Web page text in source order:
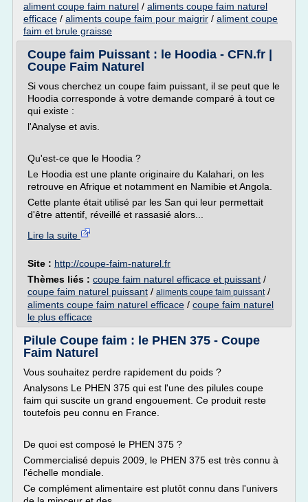
aliment coupe faim naturel / aliments coupe faim naturel
efficace / aliments coupe faim pour maigrir / aliment coupe
faim et brule graisse
Coupe faim Puissant : le Hoodia - CFN.fr |
Coupe Faim Naturel
Si vous cherchez un coupe faim puissant, il se peut que le
Hoodia corresponde à votre demande comparé à tout ce
qui existe :
l'Analyse et avis.
Qu'est-ce que le Hoodia ?
Le Hoodia est une plante originaire du Kalahari, on les
retrouve en Afrique et notamment en Namibie et Angola.
Cette plante était utilisé par les San qui leur permettait
d'être attentif, réveillé et rassasié alors...
Lire la suite
Site : http://coupe-faim-naturel.fr
Thèmes liés : coupe faim naturel efficace et puissant /
coupe faim naturel puissant / aliments coupe faim puissant/
aliments coupe faim naturel efficace / coupe faim naturel
le plus efficace
Pilule Coupe faim : le PHEN 375 - Coupe
Faim Naturel
Vous souhaitez perdre rapidement du poids ?
Analysons Le PHEN 375 qui est l'une des pilules coupe
faim qui suscite un grand engouement. Ce produit reste
toutefois peu connu en France.
De quoi est composé le PHEN 375 ?
Commercialisé depuis 2009, le PHEN 375 est très connu à
l'échelle mondiale.
Ce complément alimentaire est plutôt connu dans l'univers